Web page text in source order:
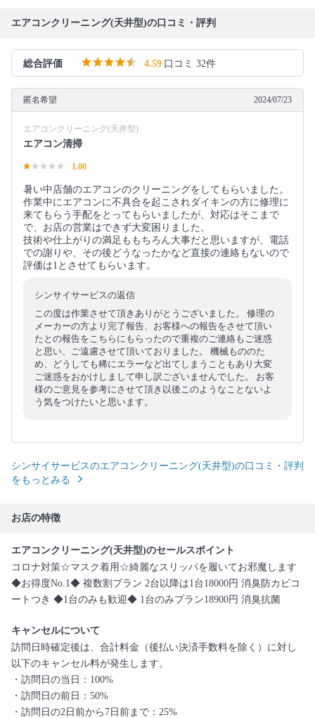
エアコンクリーニング(天井型)の口コミ・評判
総合評価 4.59 口コミ 32件
匿名希望 2024/07/23
エアコンクリーニング(天井型)
エアコン清掃
1.00
暑い中店舗のエアコンのクリーニングをしてもらいました。
作業中にエアコンに不具合を起こされダイキンの方に修理に
来てもらう手配をとってもらいましたが、対応はそこまで
で、お店の営業はできず大変困りました。
技術や仕上がりの満足ももちろん大事だと思いますが、電話
での謝りや、その後どうなったかなど直接の連絡もないので
評価は1とさせてもらいます。
シンサイサービスの返信
この度は作業させて頂きありがとうございました。 修理の
メーカーの方より完了報告、お客様への報告をさせて頂い
たとの報告をこちらにもらったので重複のご連絡もご迷惑
と思い、ご遠慮させて頂いておりました。 機械もののた
め、どうしても稀にエラーなど出てしまうこともあり大変
ご迷惑をおかけしまして申し訳ございませんでした。 お客
様のご意見を参考にさせて頂き以後このようなことないよ
う気をつけたいと思います。
シンサイサービスのエアコンクリーニング(天井型)の口コミ・評判
をもっとみる
お店の特徴
エアコンクリーニング(天井型)のセールスポイント
コロナ対策☆マスク着用☆綺麗なスリッパを履いてお邪魔します
◆お得度No.1◆ 複数割プラン 2台以降は1台18000円 消臭防カビコ
ートつき ◆1台のみも歓迎◆ 1台のみプラン18900円 消臭抗菌
キャンセルについて
訪問日時確定後は、合計料金（後払い決済手数料を除く）に対し
以下のキャンセル料が発生します。
・訪問日の当日：100%
・訪問日の前日：50%
・訪問日の2日前から7日前まで：25%